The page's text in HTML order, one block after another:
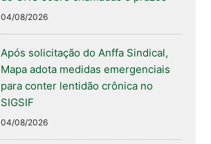
04/08/2026
Após solicitação do Anffa Sindical,
Mapa adota medidas emergenciais
para conter lentidão crônica no
SIGSIF
04/08/2026